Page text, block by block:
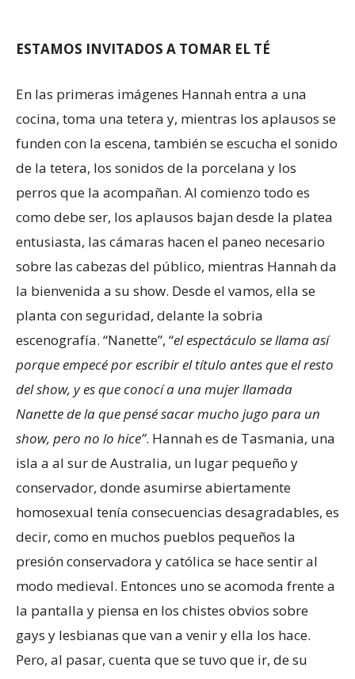
ESTAMOS INVITADOS A TOMAR EL TÉ
En las primeras imágenes Hannah entra a una
cocina, toma una tetera y, mientras los aplausos se
funden con la escena, también se escucha el sonido
de la tetera, los sonidos de la porcelana y los
perros que la acompañan. Al comienzo todo es
como debe ser, los aplausos bajan desde la platea
entusiasta, las cámaras hacen el paneo necesario
sobre las cabezas del público, mientras Hannah da
la bienvenida a su show. Desde el vamos, ella se
planta con seguridad, delante la sobria
escenografía. “Nanette”, “el espectáculo se llama así
porque empecé por escribir el título antes que el resto
del show, y es que conocí a una mujer llamada
Nanette de la que pensé sacar mucho jugo para un
show, pero no lo hice”. Hannah es de Tasmania, una
isla a al sur de Australia, un lugar pequeño y
conservador, donde asumirse abiertamente
homosexual tenía consecuencias desagradables, es
decir, como en muchos pueblos pequeños la
presión conservadora y católica se hace sentir al
modo medieval. Entonces uno se acomoda frente a
la pantalla y piensa en los chistes obvios sobre
gays y lesbianas que van a venir y ella los hace.
Pero, al pasar, cuenta que se tuvo que ir, de su